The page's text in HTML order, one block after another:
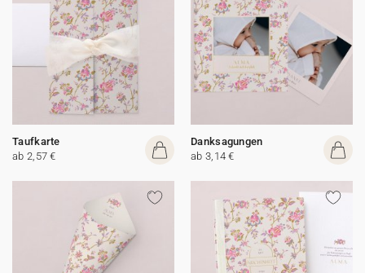
Taufkarte
ab 2,57 €
Danksagungen
ab 3,14 €